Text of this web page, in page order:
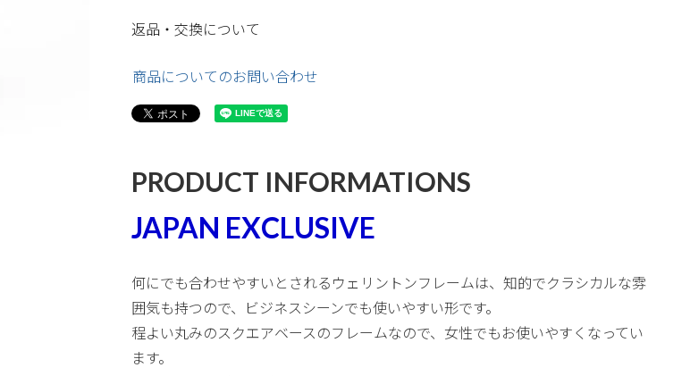
返品・交換について
商品についてのお問い合わせ
PRODUCT INFORMATIONS
JAPAN EXCLUSIVE
何にでも合わせやすいとされるウェリントンフレームは、知的でクラシカルな雰
囲気も持つので、ビジネスシーンでも使いやすい形です。
程よい丸みのスクエアベースのフレームなので、女性でもお使いやすくなってい
ます。